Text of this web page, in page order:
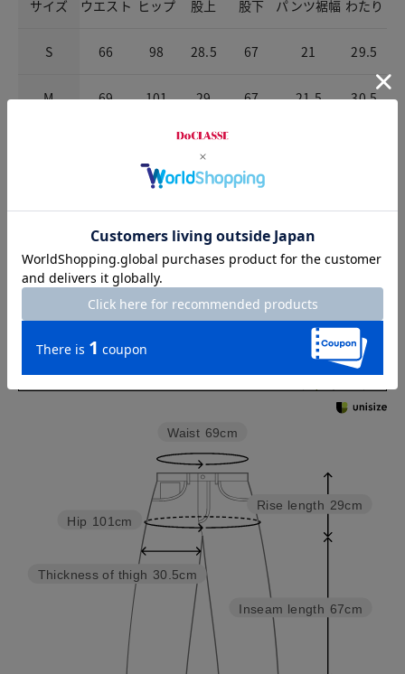
サイズ ウエスト ヒップ 股上 股下 パンツ裾幅 わたり
S 66 98 28.5 67 21 29.5
M 69 101 29 67 21.5 30.5
29.5
107 30 67
チャット相談をする
Check the recommended size
Try this item on
Inseam length 67cm
Rise length 29cm
Thickness of thigh 30.5cm
Hip 101cm
Waist 69cm